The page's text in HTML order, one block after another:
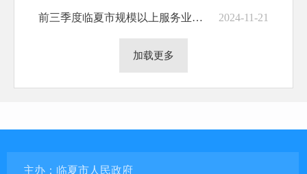
前三季度临夏市规模以上服务业企业经营情况简析 2024-11-21
加载更多
主办：临夏市人民政府